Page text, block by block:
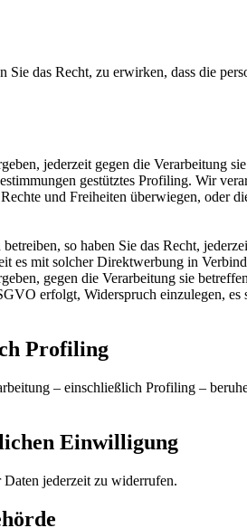
das Recht, zu erwirken, dass die
jederzeit gegen die Verarbeitung
gestütztes Profiling. Wir
und Freiheiten überwiegen, oder
so haben Sie das Recht,
es mit solcher Direktwerbung in
gegen die Verarbeitung sie
erfolgt, Widerspruch einzulegen,
Profiling
– einschließlich Profiling –
Einwilligung
jederzeit zu widerrufen.